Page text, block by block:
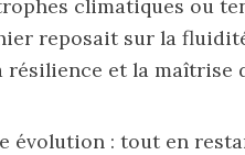
climatiques ou
reposait sur la
et la maîtrise
évolution : tout en